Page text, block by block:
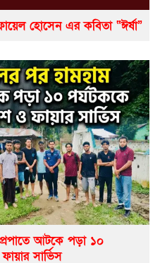
হোসেন এর কবিতা “ঈর্ষা”
আটকে পড়া ১০
সার্ভিস